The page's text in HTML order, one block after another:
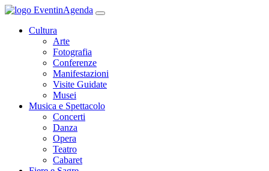
Cultura
Arte
Fotografia
Conferenze
Manifestazioni
Visite Guidate
Musei
Musica e Spettacolo
Concerti
Danza
Opera
Teatro
Cabaret